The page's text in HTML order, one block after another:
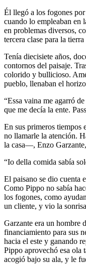
Él llegó a los fogones
cuando lo empleaban en
en problemas diversos,
tercera clase para la
Tenía diecisiete años,
contornos del paisaje.
colorido y bullicioso.
pueblo, llenaban el
“Essa vaina me agarró
que me decía la ente.
En sus primeros tiempos
no llamarle la atención.
la casa—, Enzo
“Io della comida sabía
El paisano se dio cuenta
Como Pippo no sabía
los fogones, como
un cliente, y vio la
Garzante era un hombre
financiamiento para sus
hacia el este y ganando
Pippo aprovechó esa ola
acogió bajo su ala, y le